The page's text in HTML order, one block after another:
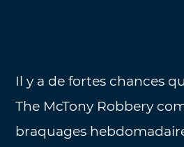
Il y a de fortes chances
The McTony Robbery
braquages